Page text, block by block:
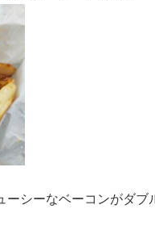
ーシーなベーコンがダブ